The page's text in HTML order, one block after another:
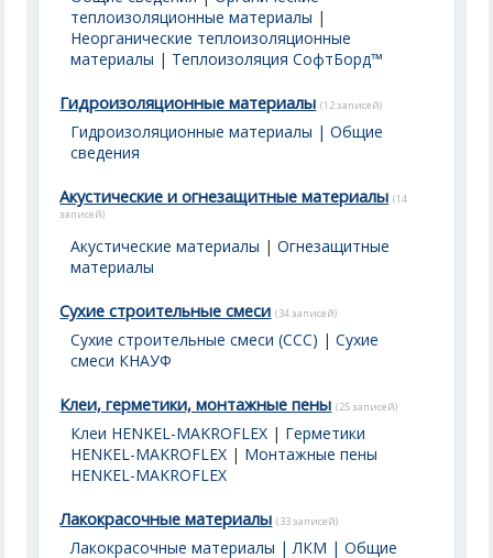
теплоизоляционные материалы |
Неорганические теплоизоляционные
материалы | Теплоизоляция СофтБорд™
Гидроизоляционные материалы (12 записей)
Гидроизоляционные материалы | Общие
сведения
Акустические и огнезащитные материалы (14
записей)
Акустические материалы |Огнезащитные
материалы
Сухие строительные смеси (34 записей)
Сухие строительные смеси (ССС) |Сухие
смеси КНАУФ
Клеи, герметики, монтажные пены (25 записей)
Клеи HENKEL-MAKROFLEX | Герметики
HENKEL-MAKROFLEX | Монтажные пены
HENKEL-MAKROFLEX
Лакокрасочные материалы (33 записей)
Лакокрасочные материалы | ЛКМ | Общие